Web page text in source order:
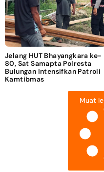
Jelang HUT Bhayangkara ke-
80, Sat Samapta Polresta
Bulungan Intensifkan Patroli
Kamtibmas
Muat